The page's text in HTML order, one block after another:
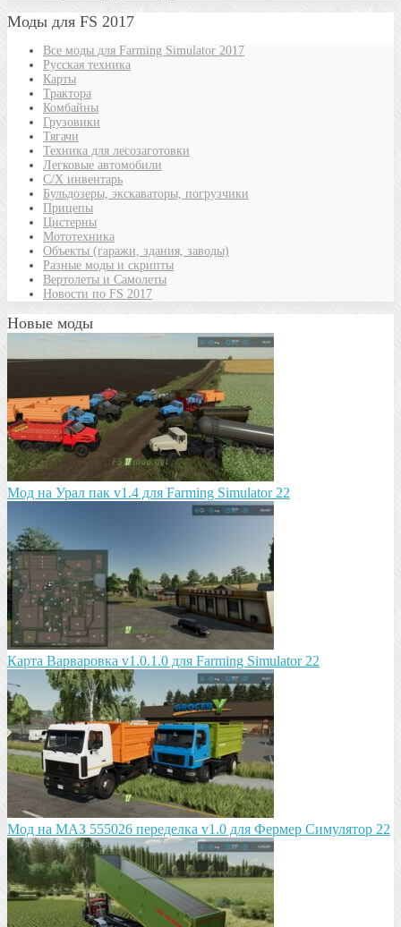
Моды для FS 2017
Все моды для Farming Simulator 2017
Русская техника
Карты
Трактора
Комбайны
Грузовики
Тягачи
Техника для лесозаготовки
Легковые автомобили
С/Х инвентарь
Бульдозеры, экскаваторы, погрузчики
Прицепы
Цистерны
Мототехника
Объекты (гаражи, здания, заводы)
Разные моды и скрипты
Вертолеты и Самолеты
Новости по FS 2017
Новые моды
Мод на Урал пак v1.4 для Farming Simulator 22
Карта Варваровка v1.0.1.0 для Farming Simulator 22
Мод на МАЗ 555026 пeрeдeлка v1.0 для Фермер Симулятор 22